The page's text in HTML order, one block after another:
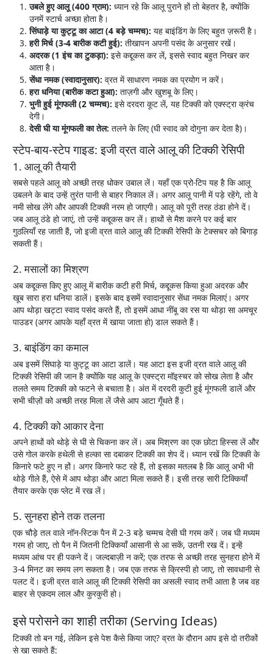
उबले हुए आलू (400ग्राम): ध्यान रहे कि आलू पुराने हों तो बेहतर है, क्योंकि
उनमें स्टार्च अच्छा होता है।
सिंघाड़े या कुट्टू का आटा (4बड़े चम्मच): यह बाइंडिंग के लिए बहुत ज़रूरी है।
हरी मिर्च (3-4बारीक कटी हुई): तीखापन अपनी पसंद के अनुसार रखें।
अदरक (1इंच का टुकड़ा): इसे कद्दूकस कर लें, इससे स्वाद बहुत निखर कर
आता है।
सेंधा नमक (स्वादानुसार): व्रत में साधारण नमक का प्रयोग न करें।
हरा धनिया (बारीक कटा हुआ): ताज़गी और खुशबू के लिए।
भुनी हुई मूंगफली (2चम्मच): इसे दरदरा कूट लें, यह टिक्की को एक्स्ट्रा क्रंच
देगी।
देसी घी या मूंगफली का तेल: तलने के लिए (घी स्वाद को दोगुना कर देता है)।
स्टेप-बाय-स्टेप गाइड: इजी व्रत वाले आलू की टिक्की रेसिपी
1. आलू की तैयारी
सबसे पहले आलू को अच्छी तरह धोकर उबाल लें। यहाँ एक प्रो-टिप यह है कि आलू
उबलने के बाद उन्हें तुरंत पानी से बाहर निकाल लें। अगर आलू पानी में पड़े रहेंगे, तो वे
नमी सोख लेंगे और आपकी टिक्की नरम हो जाएगी। आलू को पूरी तरह ठंडा होने दें।
जब आलू ठंडे हो जाएं, तो उन्हें कद्दूकस कर लें। हाथों से मैश करने पर कई बार
गुठलियाँ रह जाती हैं, जो इजी व्रत वाले आलू की टिक्की रेसिपी के टेक्सचर को बिगाड़
सकती हैं।
2. मसालों का मिश्रण
अब कद्दूकस किए हुए आलू में बारीक कटी हरी मिर्च, कद्दूकस किया हुआ अदरक और
खूब सारा हरा धनिया डालें। इसके बाद इसमें स्वादानुसार सेंधा नमक मिलाएं। अगर
आप थोड़ा खट्टा स्वाद पसंद करते हैं, तो इसमें आधा नींबू का रस या थोड़ा सा अमचूर
पाउडर (अगर आपके यहाँ व्रत में खाया जाता हो) डाल सकते हैं।
3. बाइंडिंग का कमाल
अब इसमें सिंघाड़े या कुट्टू का आटा डालें। यह आटा इस इजी व्रत वाले आलू की
टिक्की रेसिपी की जान है क्योंकि यह आलू के एक्स्ट्रा मॉइस्चर को सोख लेता है और
तलते समय टिक्की को फटने से बचाता है। अंत में दरदरी कुटी हुई मूंगफली डालें और
सभी चीज़ों को अच्छी तरह मिला लें जैसे आप आटा गूँथते हैं।
4. टिक्की को आकार देना
अपने हाथों को थोड़े से घी से चिकना कर लें। अब मिश्रण का एक छोटा हिस्सा लें और
उसे गोल करके हथेली से हल्का सा दबाकर टिक्की का शेप दें। ध्यान रखें कि टिक्की के
किनारे फटे हुए न हों। अगर किनारे फट रहे हैं, तो इसका मतलब है कि आलू अभी भी
थोड़े गीले हैं, ऐसे में आप थोड़ा और आटा मिला सकते हैं। इसी तरह सारी टिक्कियाँ
तैयार करके एक प्लेट में रख लें।
5. सुनहरा होने तक तलना
एक चौड़े तल वाले नॉन-स्टिक पैन में 2-3 बड़े चम्मच देसी घी गरम करें। जब घी मध्यम
गरम हो जाए, तो पैन में जितनी टिक्कियाँ आसानी से आ सकें, उतनी रख दें। इन्हें
मध्यम आंच पर ही पकने दें। जल्दबाज़ी न करें; एक तरफ से अच्छी तरह सुनहरा होने में
3-4 मिनट का समय लग सकता है। जब एक तरफ से क्रिस्पी हो जाए, तो सावधानी से
पलट दें। इजी व्रत वाले आलू की टिक्की रेसिपी का असली स्वाद तभी आता है जब वह
बाहर से एकदम लाल और कुरकुरी हो।
इसे परोसने का शाही तरीका (Serving Ideas)
टिक्की तो बन गई, लेकिन इसे पेश कैसे किया जाए? व्रत के दौरान आप इसे दो तरीकों
से खा सकते हैं: